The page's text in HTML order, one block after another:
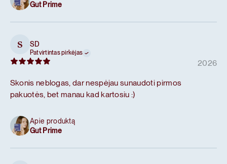
Gut Prime
S SD
Patvirtintas pirkėjas
2026
Skonis neblogas, dar nespėjau sunaudoti pirmos
pakuotės, bet manau kad kartosiu :)
Apie produktą
Gut Prime